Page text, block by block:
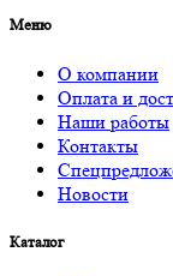
Меню
О компании
Оплата и
Наши работы
Контакты
Новости
Каталог